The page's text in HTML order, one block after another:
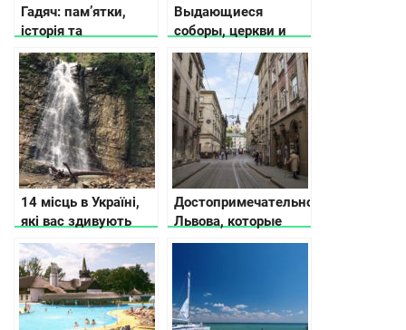
Гадяч: пам’ятки,
історія та
гетьманство
Выдающиеся
соборы, церкви и
храмы во Львове
14 місць в Україні,
які вас здивують
Достопримечательности
Львова, которые
обязательно нужно